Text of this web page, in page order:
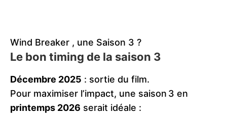
Wind Breaker , une Saison 3 ?
Le bon timing de la saison 3
Décembre 2025 : sortie du film.
Pour maximiser l’impact, une saison 3 en
printemps 2026 serait idéale :